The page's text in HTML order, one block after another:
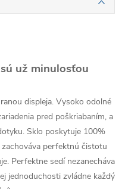
už minulosťou
displeja. Vysoko odolné
pred poškriabaním, a
Sklo poskytuje 100%
perfektnú čistotu
Perfektne sedí nezanecháva
jednoduchosti zvládne každý